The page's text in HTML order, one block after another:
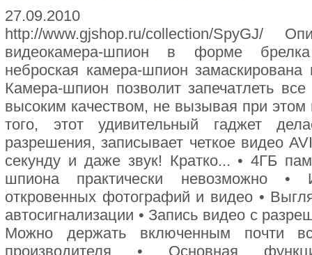
27.09.2010
http://www.gjshop.ru/collection/SpyGJ/
видеокамера-шпион в форме брелка
неброская камера-шпион
Камера-шпион позволит запечатлеть
высоким качеством, не вызывая при этом
того, этот удивительный гаджет
разрешения, записывает четкое видео
секунду и даже звук! Кратко... • 4ГБ
шпиона практически невозможно •
откровенных фотографий и видео •
автосигнализации • Запись видео с
Можно держать включенным почти
производителя • Основная